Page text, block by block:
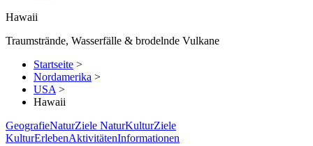
Hawaii
Traumstrände, Wasserfälle & brodelnde Vulkane
Startseite >
Nordamerika >
USA >
Hawaii
GeografieNaturZiele NaturKulturZiele
KulturErlebenAktivitätenInformationen